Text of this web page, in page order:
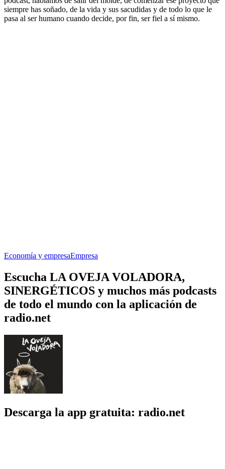
siempre has soñado, de la vida y sus sacudidas y de todo lo que le
pasa al ser humano cuando decide, por fin, ser fiel a sí mismo.
Economía y empresaEmpresa
Escucha LA OVEJA VOLADORA,
SINERGÉTICOS y muchos más podcasts
de todo el mundo con la aplicación de
radio.net
Descarga la app gratuita: radio.net